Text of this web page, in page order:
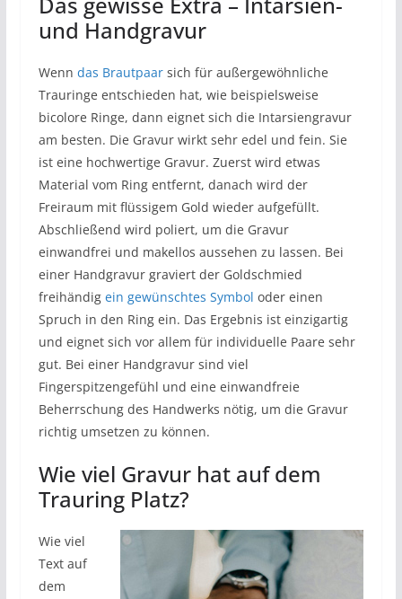
und Handgravur
Wenn das Brautpaarsich für außergewöhnliche
Trauringe entschieden hat, wie beispielsweise
bicolore Ringe, dann eignet sich die Intarsiengravur
am besten. Die Gravur wirkt sehr edel und fein. Sie
ist eine hochwertige Gravur. Zuerst wird etwas
Material vom Ring entfernt, danach wird der
Freiraum mit flüssigem Gold wieder aufgefüllt.
Abschließend wird poliert, um die Gravur
einwandfrei und makellos aussehen zu lassen. Bei
einer Handgravur graviert der Goldschmied
freihändig ein gewünschtes Symbol oder einen
Spruch in den Ring ein. Das Ergebnis ist einzigartig
und eignet sich vor allem für individuelle Paare sehr
gut. Bei einer Handgravur sind viel
Fingerspitzengefühl und eine einwandfreie
Beherrschung des Handwerks nötig, um die Gravur
richtig umsetzen zu können.
Wie viel Gravur hat auf dem
Trauring Platz?
Wie viel
Text auf
dem